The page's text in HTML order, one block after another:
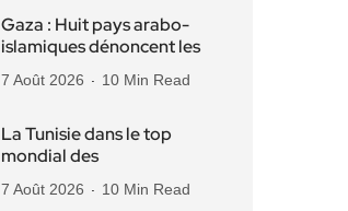
Gaza : Huit pays arabo-
islamiques dénoncent les
7 Août 2026 10 Min Read
La Tunisie dans le top
mondial des
7 Août 2026 10 Min Read